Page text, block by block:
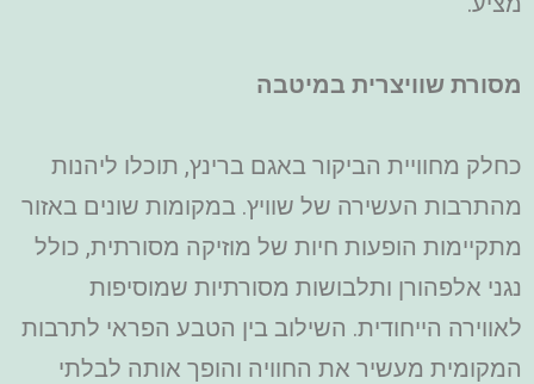
מסורת שוויצרית במיטבה
כחלק מחוויית הביקור באגם ברינץ, תוכלו ליהנות
מהתרבות העשירה של שוויץ. במקומות שונים באזור
מתקיימות הופעות חיות של מוזיקה מסורתית, כולל
נגני אלפהורן ותלבושות מסורתיות שמוסיפות
לאווירה הייחודית. השילוב בין הטבע הפראי לתרבות
המקומית מעשיר את החוויה והופך אותה לבלתי